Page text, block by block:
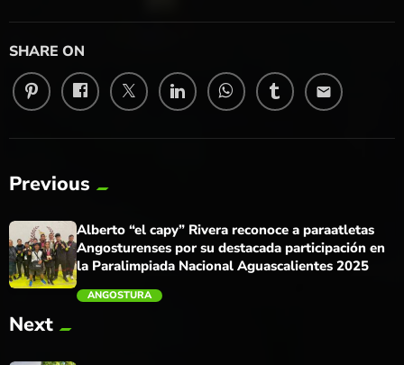
SHARE ON
email
Previous
Alberto “el capy” Rivera reconoce a paraatletas
Angosturenses por su destacada participación en
la Paralimpiada Nacional Aguascalientes 2025
ANGOSTURA
Next